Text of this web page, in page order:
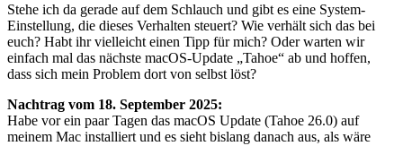
Stehe ich da gerade auf dem Schlauch und gibt es eine System-
Einstellung, die dieses Verhalten steuert? Wie verhält sich das bei
euch? Habt ihr vielleicht einen Tipp für mich? Oder warten wir
einfach mal das nächste macOS-Update „Tahoe“ ab und hoffen,
dass sich mein Problem dort von selbst löst?
Nachtrag vom 18. September 2025:
Habe vor ein paar Tagen das macOS Update (Tahoe 26.0) auf
meinem Mac installiert und es sieht bislang danach aus, als wäre